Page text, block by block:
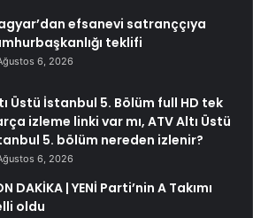
efsanevi satranççıya
teklifi
6, 2026
Üstü İstanbul 5. Bölüm full HD tek
izleme linki var mı, ATV Altı Üstü
5. bölüm nereden izlenir?
6, 2026
DAKİKA | YENİ Parti’nin A Takımı
oldu